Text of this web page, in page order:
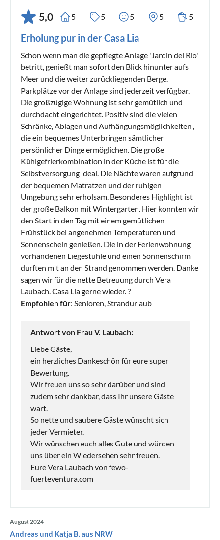
5,0 5 5 5 5 5
Erholung pur in der Casa Lia
Schon wenn man die gepflegte Anlage 'Jardin del Rio'
betritt, genießt man sofort den Blick hinunter aufs
Meer und die weiter zurückliegenden Berge.
Parkplätze vor der Anlage sind jederzeit verfügbar.
Die großzügige Wohnung ist sehr gemütlich und
durchdacht eingerichtet. Positiv sind die vielen
Schränke, Ablagen und Aufhängungsmöglichkeiten ,
die ein bequemes Unterbringen sämtlicher
persönlicher Dinge ermöglichen. Die große
Kühlgefrierkombination in der Küche ist für die
Selbstversorgung ideal. Die Nächte waren aufgrund
der bequemen Matratzen und der ruhigen
Umgebung sehr erholsam. Besonderes Highlight ist
der große Balkon mit Wintergarten. Hier konnten wir
den Start in den Tag mit einem gemütlichen
Frühstück bei angenehmen Temperaturen und
Sonnenschein genießen. Die in der Ferienwohnung
vorhandenen Liegestühle und einen Sonnenschirm
durften mit an den Strand genommen werden. Danke
sagen wir für die nette Betreuung durch Vera
Laubach. Casa Lia gerne wieder. ?
Empfohlen für: Senioren, Strandurlaub
Antwort von Frau V. Laubach:
Liebe Gäste,
ein herzliches Dankeschön für eure super
Bewertung.
Wir freuen uns so sehr darüber und sind
zudem sehr dankbar, dass Ihr unsere Gäste
wart.
So nette und saubere Gäste wünscht sich
jeder Vermieter.
Wir wünschen euch alles Gute und würden
uns über ein Wiedersehen sehr freuen.
Eure Vera Laubach von fewo-
fuerteventura.com
August 2024
Andreas und Katja B. aus NRW